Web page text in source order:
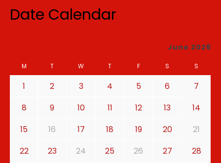
Date Calendar
June 2026
M T W T F S S
1 2 3 4 5 6
7
8
9 10 11 12 13
14
15
16 17 18 19 20
21
22
23 24 25 26 27 28